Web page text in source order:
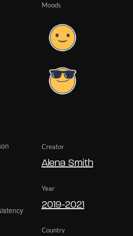
Moods
Creator
Alena Smith
Year
2019-2021
Country